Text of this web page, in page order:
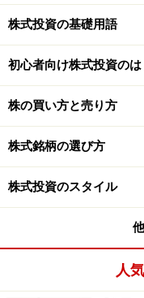
行ってください。
掲載情報の正確性・完全
最新の情報や詳細につい
株式投資の基礎用語
初心者向け株式投資の
株の買い方と売り方
株式銘柄の選び方
株式投資のスタイル
人